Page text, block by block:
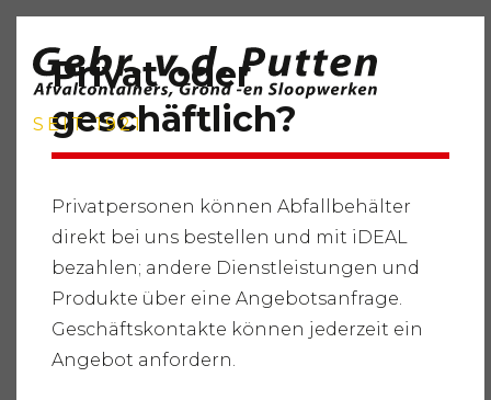
SEIT 1921
Startseite " Dienstleistungen " Abfallbehälter "
Sperrmüll " Abfallbehälter 6m3
6 m3
Privat oder
geschäftlich?
Privatpersonen können Abfallbehälter
direkt bei uns bestellen und mit iDEAL
bezahlen; andere Dienstleistungen und
Produkte über eine Angebotsanfrage.
Geschäftskontakte können jederzeit ein
Angebot anfordern.